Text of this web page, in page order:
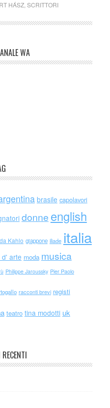
HÁSZ, SCRITTORI
WA
brasile capolavori
donne english
Kahlo giappone iliade italia
d' arte moda musica
Philippe Jaroussky Pier Paolo
racconti brevi registi
teatro tina modotti uk